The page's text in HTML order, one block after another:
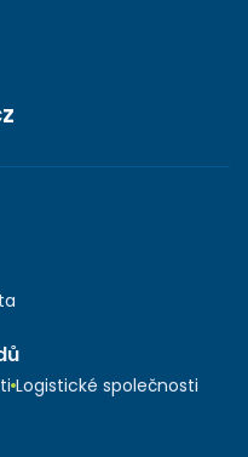
Logistické společnosti